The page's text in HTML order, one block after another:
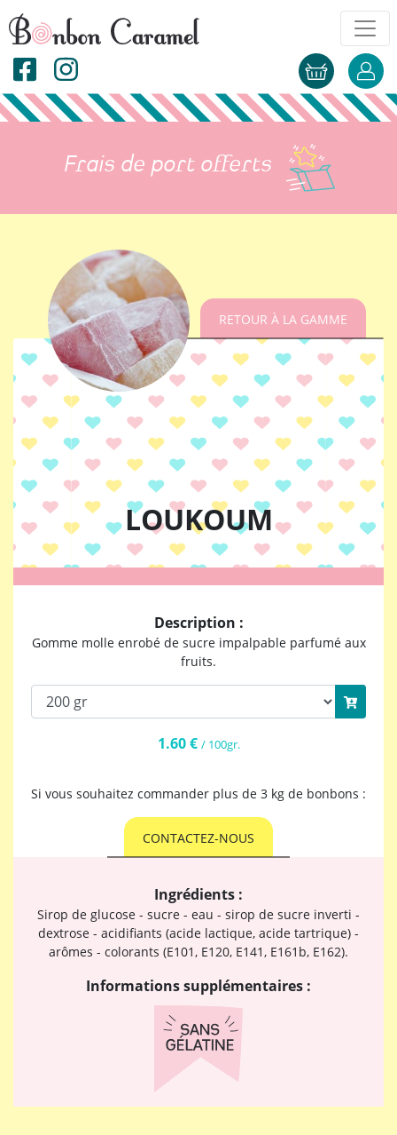
Frais de port offerts
RETOUR À LA GAMME
LOUKOUM
Description :
Gomme molle enrobé de sucre impalpable parfumé aux
fruits.
1.60 € / 100gr.
Si vous souhaitez commander plus de 3 kg de bonbons :
CONTACTEZ-NOUS
Ingrédients :
Sirop de glucose - sucre - eau - sirop de sucre inverti -
dextrose - acidifiants (acide lactique, acide tartrique) -
arômes - colorants (E101, E120, E141, E161b, E162).
Informations supplémentaires :